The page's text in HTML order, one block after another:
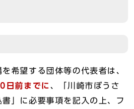
希望する団体等の代表者は、
日前までに 、「川崎市ぼうさ
」に必要事項を記入の上、フ